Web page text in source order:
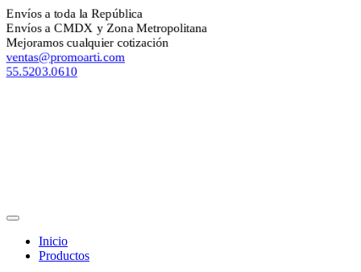
a toda la República
a CMDX y Zona Metropolitana
cualquier cotización
Inicio
Productos